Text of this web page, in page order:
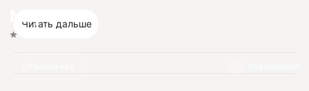
Марокко
Читать дальше